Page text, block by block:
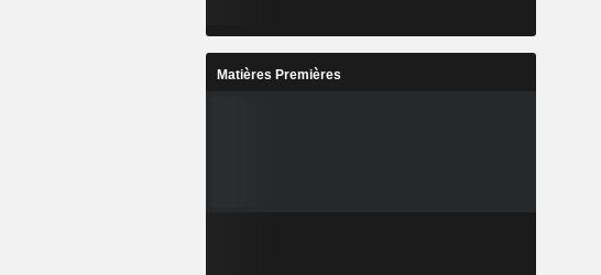
Matières Premières